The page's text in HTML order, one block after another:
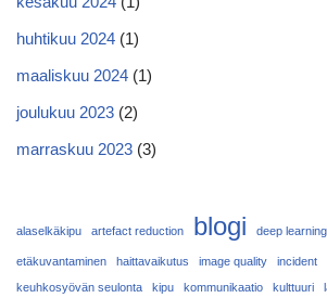
huhtikuu 2024 (1)
maaliskuu 2024 (1)
joulukuu 2023 (2)
marraskuu 2023 (3)
alaselkäkipu artefact reduction blogi deep
etäkuvantaminen haittavaikutus image quality incident
keuhkosyövän seulonta
kipu kommunikaatio kulttuuri